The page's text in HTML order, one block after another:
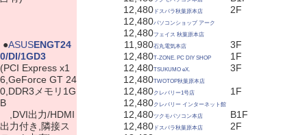
12,480 ドスパラ秋葉原本店
2F
12,480パソコンショップ アーク
12,480フェイス 秋葉原本店
●ASUSENGT24
0/DI/1GD3
(PCI Express x1
6,GeForce GT 24
0,DDR3メモリ1G
B
,DVI出力/HDMI
出力付き,隣接ス
11,980石丸電気本店
3F
12,480T-ZONE. PC DIY SHOP
1F
12,480TSUKUMO eX.
3F
12,480TWOTOP秋葉原本店
12,480クレバリー1号店
1F
12,480クレバリー インターネット館
12,480ツクモパソコン本店
B1F
12,480 ドスパラ秋葉原本店
2F